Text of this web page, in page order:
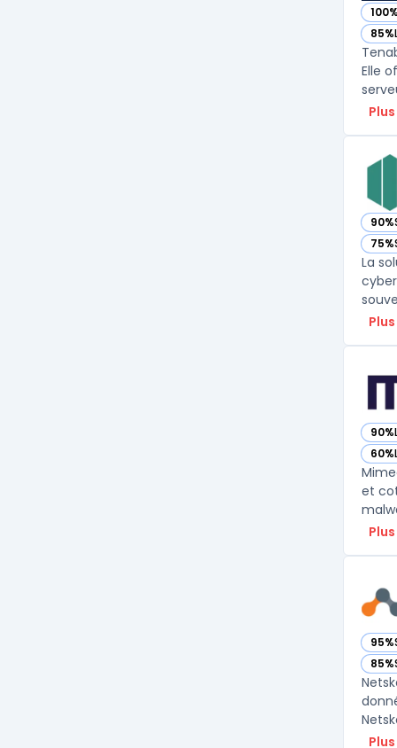
100%
—
85%
—
Elle
90%
—
75%
—
La
90%
—
60%
—
et
95%
—
85%
—